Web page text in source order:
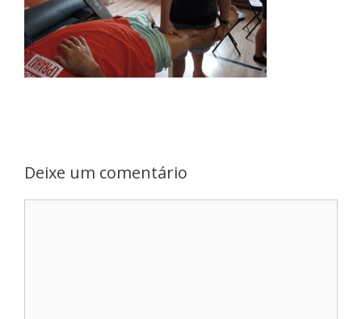
Deixe um comentário